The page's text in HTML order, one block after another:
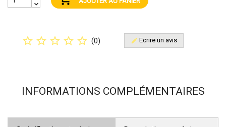
star_border star_border star_border star_border star_border (0) edit Ecrire un avis
INFORMATIONS COMPLÉMENTAIRES